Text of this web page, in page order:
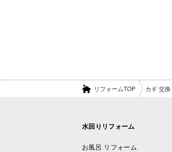
リフォームTOP カギ 交換
水回りリフォーム
お風呂 リフォーム